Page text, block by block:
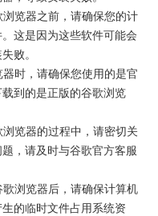
览器之前，请确保您的计
这是因为这些软件可能会
败。
时，请确保您使用的是官
到的是正版的谷歌浏览
览器的过程中，请密切关
，请及时与谷歌官方客服
浏览器后，请确保计算机
的临时文件占用系统资